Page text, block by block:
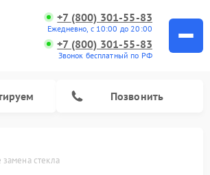
+7 (800) 301-55-83
Ежедневно, с 10:00 до 20:00
+7 (800) 301-55-83
Звонок бесплатный по РФ
Позвонить
стекла